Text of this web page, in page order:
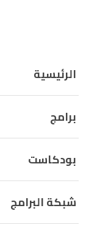
الرئيسية
برامج
بودكاست
شبكة البرامج